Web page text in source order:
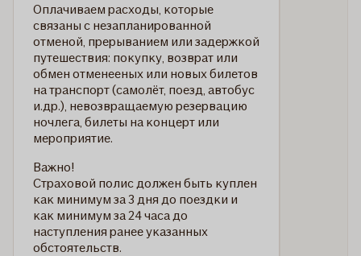
Оплачиваем расходы, которые
связаны с незапланированной
отменой, прерыванием или задержкой
путешествия: покупку, возврат или
обмен отменееных или новых билетов
на транспорт (самолёт, поезд, автобус
и.др.), невозвращаемую резервацию
ночлега, билеты на концерт или
мероприятие.
Важно!
Страховой полис должен быть куплен
как минимум за 3 дня до поездки и
как минимум за 24 часа до
наступления ранее указанных
обстоятельств.